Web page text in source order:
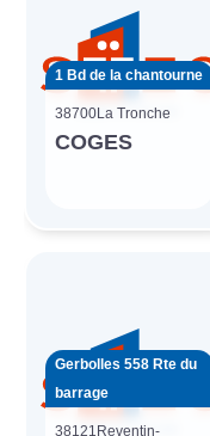
1 Bd de la chantourne
38700La Tronche
COGES
Gerbolles 558 Rte du
barrage
38121 Reventin-